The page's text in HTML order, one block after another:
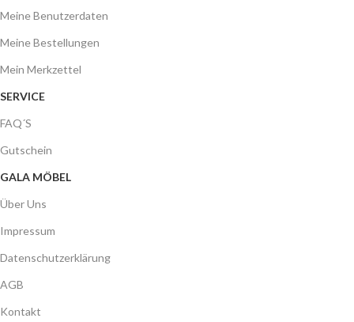
Meine Benutzerdaten
Meine Bestellungen
Mein Merkzettel
SERVICE
FAQ´S
Gutschein
GALA MÖBEL
Über Uns
Impressum
Datenschutzerklärung
AGB
Kontakt